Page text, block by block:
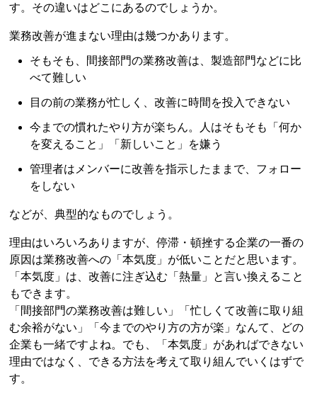
す。その違いはどこにあるのでしょうか。
業務改善が進まない理由は幾つかあります。
そもそも、間接部門の業務改善は、製造部門などに比
べて難しい
目の前の業務が忙しく、改善に時間を投入できない
今までの慣れたやり方が楽ちん。人はそもそも「何か
を変えること」「新しいこと」を嫌う
管理者はメンバーに改善を指示したままで、フォロー
をしない
などが、典型的なものでしょう。
理由はいろいろありますが、停滞・頓挫する企業の一番の
原因は業務改善への「本気度」が低いことだと思います。
「本気度」は、改善に注ぎ込む「熱量」と言い換えること
もできます。
「間接部門の業務改善は難しい」「忙しくて改善に取り組
む余裕がない」「今までのやり方の方が楽」なんて、どの
企業も一緒ですよね。でも、「本気度」があればできない
理由ではなく、できる方法を考えて取り組んでいくはずで
す。